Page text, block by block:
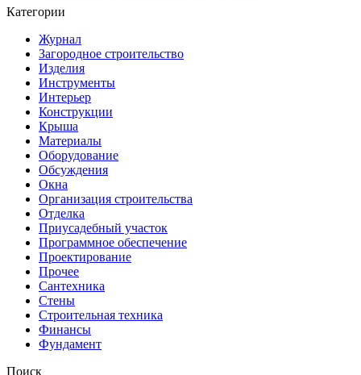
Категории
Журнал
Загородное строительство
Изделия
Инструменты
Интерьер
Конструкции
Крыша
Материалы
Оборудование
Обсуждения
Окна
Организация строительства
Отделка
Приусадебный участок
Программное обеспечение
Проектирование
Прочее
Сантехника
Стены
Строительная техника
Финансы
Фундамент
Поиск